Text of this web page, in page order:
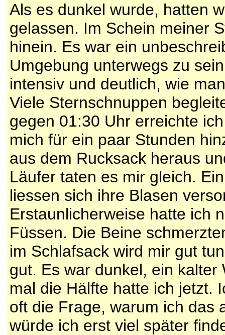
Als es dunkel wurde, hatten
gelassen. Im Schein meiner
hinein. Es war ein
Umgebung unterwegs zu
intensiv und deutlich, wie
Viele Sternschnuppen
gegen 01:30 Uhr erreichte
mich für ein paar Stunden
aus dem Rucksack heraus
Läufer taten es mir gleich.
liessen sich ihre Blasen
Erstaunlicherweise hatte ich
Füssen. Die Beine
im Schlafsack wird mir gut
gut. Es war dunkel, ein
mal die Hälfte hatte ich jetzt.
oft die Frage, warum ich das
würde ich erst viel später